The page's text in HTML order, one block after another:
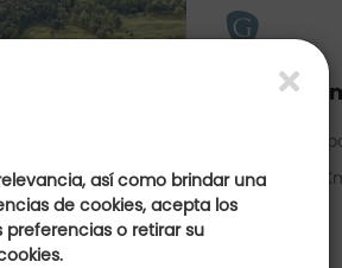
así como brindar una
de cookies, acepta los
o retirar su
Club de
La Rioja,
Distancia : 22